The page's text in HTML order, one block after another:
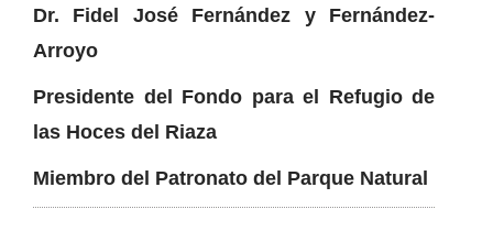
Dr. Fidel José Fernández y Fernández-
Arroyo
Presidente del Fondo para el Refugio de
las Hoces del Riaza
Miembro del Patronato del Parque Natural